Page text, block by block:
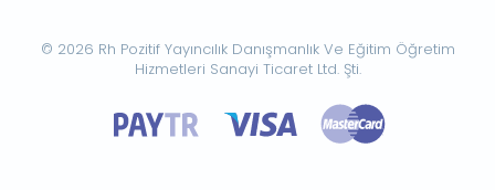
© 2026 Rh Pozitif Yayıncılık Danışmanlık Ve Eğitim Öğretim
Hizmetleri Sanayi Ticaret Ltd. Şti.